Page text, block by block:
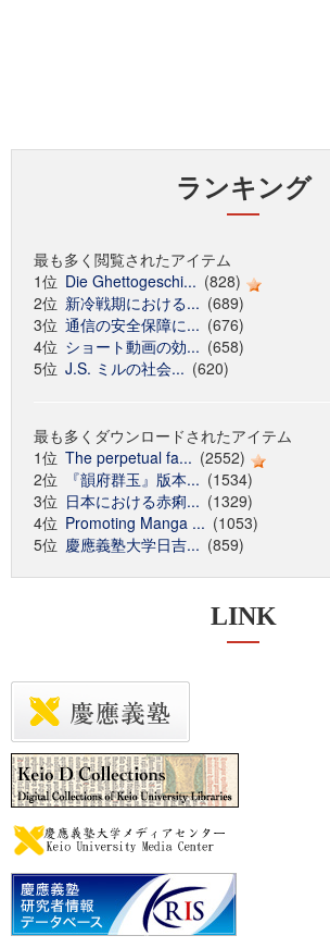
ランキング
最も多く閲覧されたアイテム
1位 Die Ghettogeschi... (828)
2位 新冷戦期における... (689)
3位 通信の安全保障に... (676)
4位 ショート動画の効... (658)
5位 J.S. ミルの社会... (620)
最も多くダウンロードされたアイテム
1位 The perpetual fa... (2552)
2位
『韻府群玉』版本... (1534)
3位 日本における赤痢... (1329)
4位 Promoting Manga ... (1053)
5位 慶應義塾大学日吉... (859)
LINK